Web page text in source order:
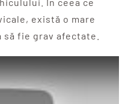
există o mare
fie grav afectate.